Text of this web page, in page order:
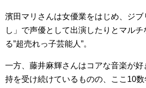
濱田マリさんは女優業をはじめ、ジブ
し」で声優として出演したりと マルチ
る”超売れっ子芸能人”。
一方、藤井麻輝さんはコアな音楽が
持を受け続けているものの、ここ10